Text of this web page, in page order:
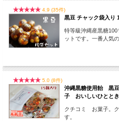
4.9 (35件)
黒豆 チャック袋入り
特等級沖縄産黒糖100
ットです。一番人気
5.0 (8件)
沖縄黒糖使用飴 黒
子 おいしいひとと
クチコミ お菓子。ク
す。